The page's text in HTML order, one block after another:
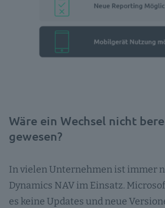
Wäre ein Wechsel nicht
gewesen?
In vielen Unternehmen ist immer
Dynamics NAV im Einsatz.
es keine Updates und neue